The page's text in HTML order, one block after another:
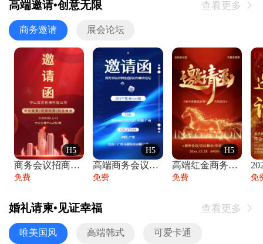
高端邀请•创意无限 查看更多 
商务邀请 展会论坛
H5
商务会议招商展会科技峰会邀请函年会邀请
免费
H5
高端商务会议招商加盟展会峰会论坛邀请函
免费
H5
高端红金商务会议年会年终盛典答谢邀请函
免费 免
婚礼请柬•见证幸福 查看更多 
唯美国风 高端韩式 可爱卡通